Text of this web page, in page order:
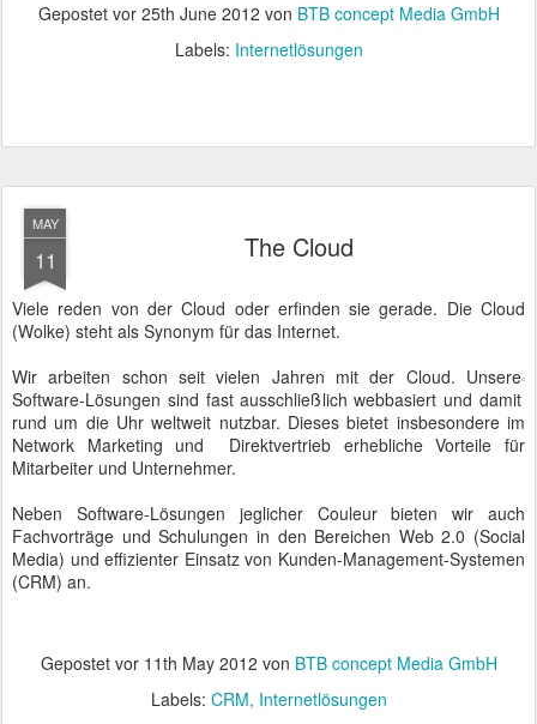
Gepostet vor 25th June 2012 von BTB concept Media GmbH
Labels: Internetlösungen
MAY
11 The Cloud
Viele reden von der Cloud oder erfinden sie gerade. Die Cloud
(Wolke) steht als Synonym für das Internet.
Wir arbeiten schon seit vielen Jahren mit der Cloud. Unsere
Software-Lösungen sind fast ausschließlich webbasiert und damit
rund um die Uhr weltweit nutzbar. Dieses bietet insbesondere im
Network Marketing und Direktvertrieb erhebliche Vorteile für
Mitarbeiter und Unternehmer.
Neben Software-Lösungen jeglicher Couleur bieten wir auch
Fachvorträge und Schulungen in den Bereichen Web 2.0 (Social
Media) und effizienter Einsatz von Kunden-Management-Systemen
(CRM) an.
Gepostet vor 11th May 2012 von BTB concept Media GmbH
Labels: CRM Internetlösungen